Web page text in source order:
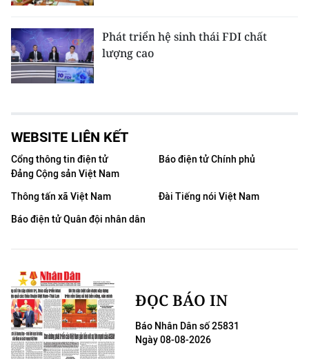
Phát triển hệ sinh thái FDI chất
lượng cao
WEBSITE LIÊN KẾT
Cổng thông tin điện tử
Đảng Cộng sản Việt Nam
Báo điện tử Chính phủ
Thông tấn xã Việt Nam
Đài Tiếng nói Việt Nam
Báo điện tử Quân đội nhân dân
ĐỌC BÁO IN
Báo Nhân Dân số 25831
Ngày 08-08-2026